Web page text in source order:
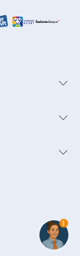
1